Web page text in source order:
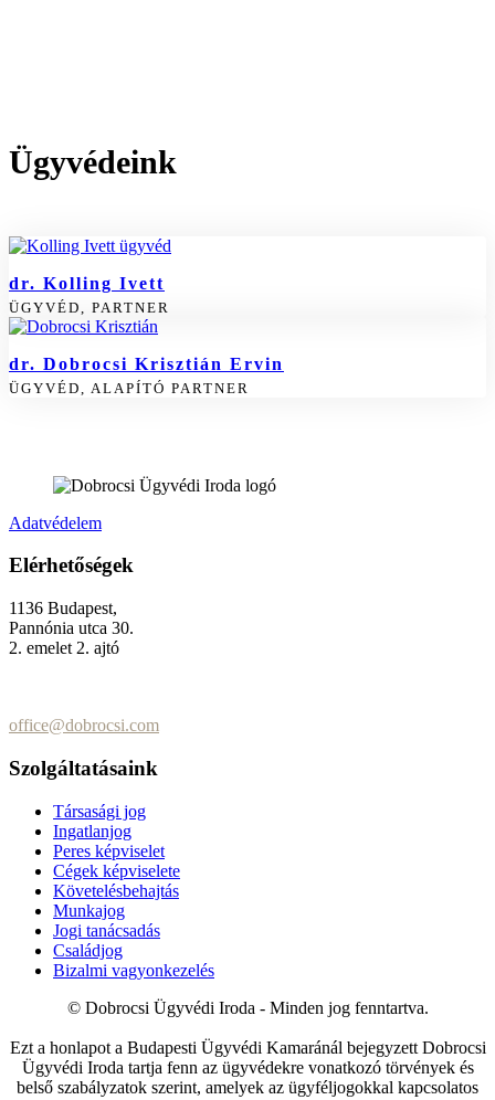
Ügyvédeink
dr. Kolling Ivett
ÜGYVÉD, PARTNER
dr. Dobrocsi Krisztián Ervin
ÜGYVÉD, ALAPÍTÓ PARTNER
Adatvédelem
Elérhetőségek
1136 Budapest,
Pannónia utca 30.
2. emelet 2. ajtó
office@dobrocsi.com
Szolgáltatásaink
Társasági jog
Ingatlanjog
Peres képviselet
Cégek képviselete
Követelésbehajtás
Munkajog
Jogi tanácsadás
Családjog
Bizalmi vagyonkezelés
© Dobrocsi Ügyvédi Iroda - Minden jog fenntartva.
Ezt a honlapot a Budapesti Ügyvédi Kamaránál bejegyzett Dobrocsi
Ügyvédi Iroda tartja fenn az ügyvédekre vonatkozó törvények és
belső szabályzatok szerint, amelyek az ügyféljogokkal kapcsolatos